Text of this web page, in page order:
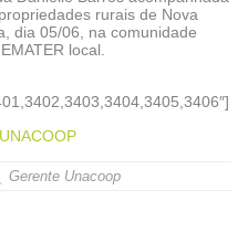
rurais de Nova
dia 05/06, na comunidade
local.
Gerente Unacoop